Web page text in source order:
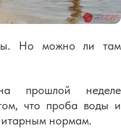
Но можно ли там
прошлой неделе
что проба воды и
нормам.